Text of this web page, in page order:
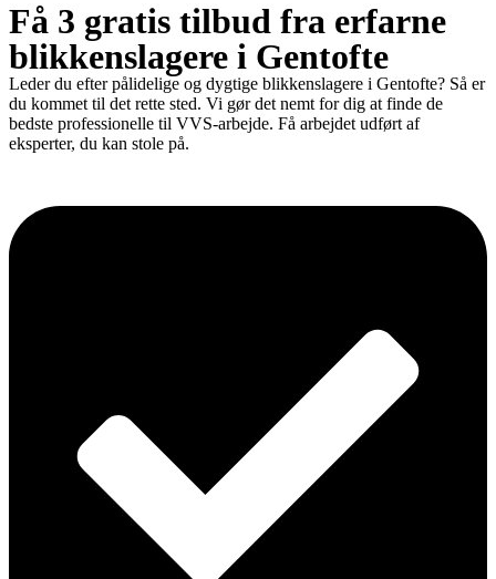
Få 3 gratis tilbud fra erfarne
blikkenslagere i Gentofte
Leder du efter pålidelige og dygtige blikkenslagere i Gentofte? Så er
du kommet til det rette sted. Vi gør det nemt for dig at finde de
bedste professionelle til VVS-arbejde. Få arbejdet udført af
eksperter, du kan stole på.